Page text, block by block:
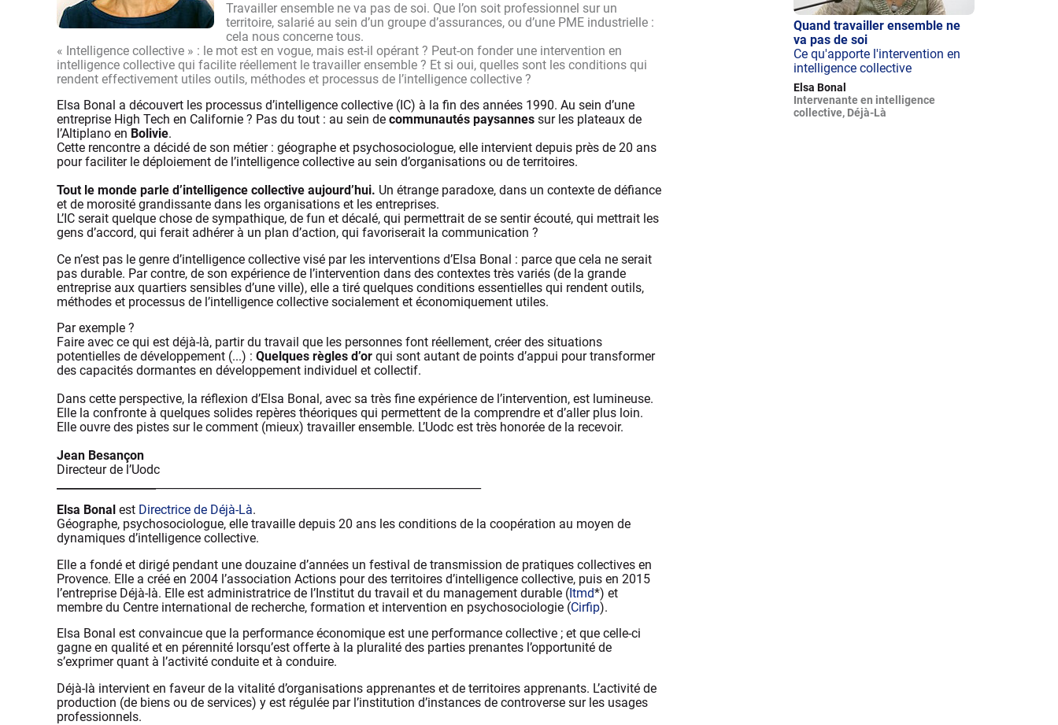
Travailler ensemble ne va pas de soi. Que l’on soit professionnel sur un
territoire, salarié au sein d’un groupe d’assurances, ou d’une PME industrielle :
cela nous concerne tous.
« Intelligence collective » : le mot est en vogue, mais est-il opérant ? Peut-on fonder une intervention en
intelligence collective qui facilite réellement le travailler ensemble ? Et si oui, quelles sont les conditions qui
rendent effectivement utiles outils, méthodes et processus de l’intelligence collective ?
Elsa Bonal a découvert les processus d’intelligence collective (IC) à la fin des années 1990. Au sein d’une
entreprise High Tech en Californie ? Pas du tout : au sein de communautés paysannes sur les plateaux de
l’Altiplano en Bolivie.
Cette rencontre a décidé de son métier : géographe et psychosociologue, elle intervient depuis près de 20 ans
pour faciliter le déploiement de l’intelligence collective au sein d’organisations ou de territoires.
Tout le monde parle d’intelligence collective aujourd’hui. Un étrange paradoxe, dans un contexte de défiance
et de morosité grandissante dans les organisations et les entreprises.
L’IC serait quelque chose de sympathique, de fun et décalé, qui permettrait de se sentir écouté, qui mettrait les
gens d’accord, qui ferait adhérer à un plan d’action, qui favoriserait la communication ?
Ce n’est pas le genre d’intelligence collective visé par les interventions d’Elsa Bonal : parce que cela ne serait
pas durable. Par contre, de son expérience de l’intervention dans des contextes très variés (de la grande
entreprise aux quartiers sensibles d’une ville), elle a tiré quelques conditions essentielles qui rendent outils,
méthodes et processus de l’intelligence collective socialement et économiquement utiles.
Par exemple ?
Faire avec ce qui est déjà-là, partir du travail que les personnes font réellement, créer des situations
potentielles de développement (...) : Quelques règles d’or qui sont autant de points d’appui pour transformer
des capacités dormantes en développement individuel et collectif.
Dans cette perspective, la réflexion d’Elsa Bonal, avec sa très fine expérience de l’intervention, est lumineuse.
Elle la confronte à quelques solides repères théoriques qui permettent de la comprendre et d’aller plus loin.
Elle ouvre des pistes sur le comment (mieux) travailler ensemble. L’Uodc est très honorée de la recevoir.
Jean Besançon
Directeur de l’Uodc
Elsa Bonal est Directrice de Déjà-Là.
Géographe, psychosociologue, elle travaille depuis 20 ans les conditions de la coopération au moyen de
dynamiques d’intelligence collective.
Elle a fondé et dirigé pendant une douzaine d’années un festival de transmission de pratiques collectives en
Provence. Elle a créé en 2004 l’association Actions pour des territoires d’intelligence collective, puis en 2015
l’entreprise Déjà-là. Elle est administratrice de l’Institut du travail et du management durable (Itmd*) et
membre du Centre international de recherche, formation et intervention en psychosociologie (Cirfip).
Elsa Bonal est convaincue que la performance économique est une performance collective ; et que celle-ci
gagne en qualité et en pérennité lorsqu’est offerte à la pluralité des parties prenantes l’opportunité de
s’exprimer quant à l’activité conduite et à conduire.
Déjà-là intervient en faveur de la vitalité d’organisations apprenantes et de territoires apprenants. L’activité de
production (de biens ou de services) y est régulée par l’institution d’instances de controverse sur les usages
professionnels.
Quand travailler ensemble ne
va pas de soi
Ce qu'apporte l'intervention en
intelligence collective
Elsa Bonal
Intervenante en intelligence
collective, Déjà-Là